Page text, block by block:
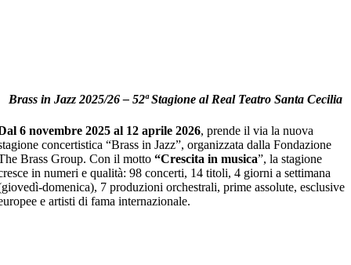
Brass in Jazz 2025/26 – 52ª Stagione al Real Teatro Santa Cecilia
6 novembre 2025 al 12 aprile 2026, prende il via la nuova
concertistica “Brass in Jazz”, organizzata dalla Fondazione
Brass Group. Con il motto “Crescita in musica”, la stagione
in numeri e qualità: 98 concerti, 14 titoli, 4 giorni a settimana
domenica), 7 produzioni orchestrali, prime assolute, esclusive
e artisti di fama internazionale.